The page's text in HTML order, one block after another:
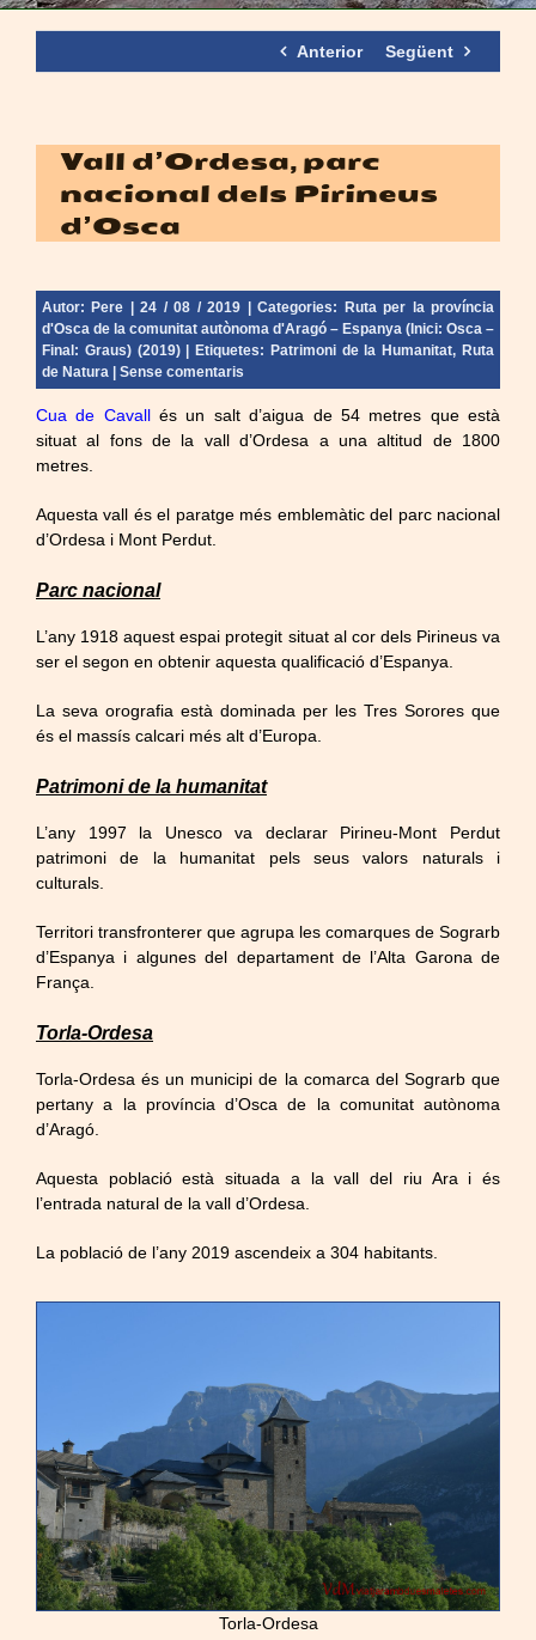
Anterior Següent
Vall d’Ordesa, parc
nacional dels Pirineus
d’Osca
Autor: Pere | 24 / 08 / 2019 | Categories:
Ruta per la província
d'Osca de la comunitat autònoma d'Aragó – Espanya (Inici: Osca –
Final: Graus) (2019)| Etiquetes: Patrimoni de la Humanitat, Ruta
de Natura
Sense comentaris
Cua de Cavallés un salt d’aigua de 54 metres que està
situat al fons de la vall d’Ordesa a una altitud de 1800
metres.
Aquesta vall és el paratge més emblemàtic del parc nacional
d’Ordesa i Mont Perdut.
Parc nacional
L’any 1918 aquest espai protegit situat al cor dels Pirineus va
ser el segon en obtenir aquesta qualificació d’Espanya.
La seva orografia està dominada per les Tres Sorores que
és el massís calcari més alt d’Europa.
Patrimoni de la humanitat
L’any 1997 la Unesco va declarar Pirineu-Mont Perdut
patrimoni de la humanitat pels seus valors naturals i
culturals.
Territori transfronterer que agrupa les comarques de Sograrb
d’Espanya i algunes del departament de l’Alta Garona de
França.
Torla-Ordesa
Torla-Ordesa és un municipi de la comarca del Sograrb que
pertany a la província d’Osca de la comunitat autònoma
d’Aragó.
Aquesta població està situada a la vall del riu Ara i és
l’entrada natural de la vall d’Ordesa.
La població de l’any 2019 ascendeix a 304 habitants.
Torla-Ordesa